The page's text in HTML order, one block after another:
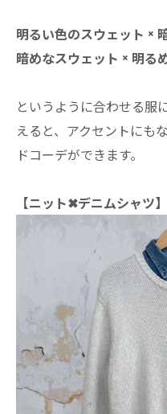
明るい色のスウェット ×
暗めなスウェット × 明る
というように合わせる服
えると、アクセントにも
ドコーデができます。
【ニット✖デニムシャツ】